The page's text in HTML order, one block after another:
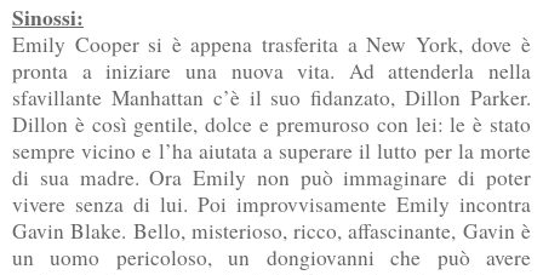
Sinossi:
Emily Cooper si è appena trasferita a New York, dove è
pronta a iniziare una nuova vita. Ad attenderla nella
sfavillante Manhattan c’è il suo fidanzato, Dillon Parker.
Dillon è così gentile, dolce e premuroso con lei: le è stato
sempre vicino e l’ha aiutata a superare il lutto per la morte
di sua madre. Ora Emily non può immaginare di poter
vivere senza di lui. Poi improvvisamente Emily incontra
Gavin Blake. Bello, misterioso, ricco, affascinante, Gavin è
un uomo pericoloso, un dongiovanni che può avere